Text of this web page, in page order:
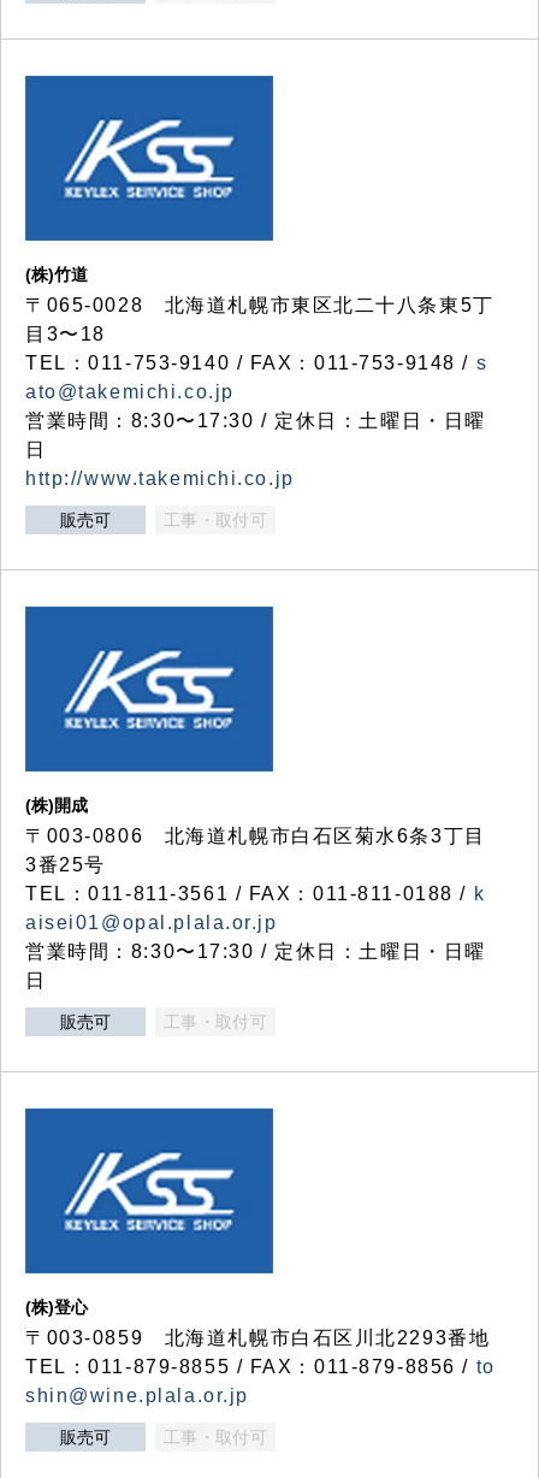
(株)竹道
〒065-0028 北海道札幌市東区北二十八条東5丁
目3〜18
TEL：011-753-9140 / FAX：011-753-9148 / s
ato@takemichi.co.jp
営業時間：8:30〜17:30 / 定休日：土曜日・日曜
日
http://www.takemichi.co.jp
販売可 工事・取付可
(株)開成
〒003-0806 北海道札幌市白石区菊水6条3丁目
3番25号
TEL：011-811-3561 / FAX：011-811-0188 / k
aisei01@opal.plala.or.jp
営業時間：8:30〜17:30 / 定休日：土曜日・日曜
日
販売可 工事・取付可
(株)登心
〒003-0859 北海道札幌市白石区川北2293番地
TEL：011-879-8855 / FAX：011-879-8856 / to
shin@wine.plala.or.jp
販売可 工事・取付可